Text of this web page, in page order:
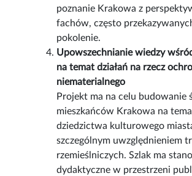
poznanie Krakowa z
fachów, często
pokolenie.
Upowszechnianie wiedzy
na temat działań na rzecz
niematerialnego
Projekt ma na celu budowanie
mieszkańców Krakowa na
dziedzictwa kulturowego
szczególnym uwzględnieniem
rzemieślniczych. Szlak ma
dydaktyczne w przestrzeni